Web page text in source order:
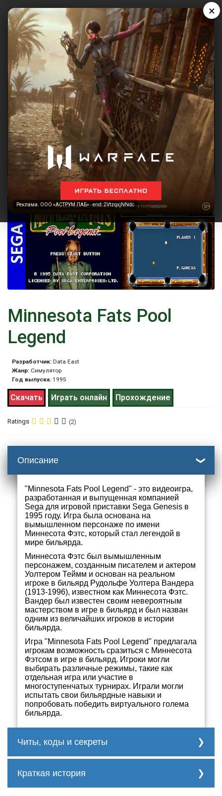
×
Реклама. ООО «АСТРУМ ЛАБ» · erid: 2VtzqxjNNdc
Реклама. ООО «АСТРУМ ЛАБ» · erid: 2VtzqxjNNdc
Minnesota Fats Pool
Legend
Разработчик: Data East
Жанр: Симулятор
Год выпуска: 1995
Скачать Играть онлайн Прохождение
Ratings (2)
Описание
"Minnesota Fats Pool Legend" - это видеоигра,
разработанная и выпущенная компанией
Sega для игровой приставки Sega Genesis в
1995 году. Игра была основана на
вымышленном персонаже по имени
Миннесота Фэтс, который стал легендой в
мире бильярда.
Миннесота Фэтс был вымышленным
персонажем, созданным писателем и актером
Уолтером Теймм и основан на реальном
игроке в бильярд Рудольфе Уолтера Вандера
(1913-1996), известном как Миннесота Фэтс.
Вандер был известен своим невероятным
мастерством в игре в бильярд и был назван
одним из величайших игроков в истории
бильярда.
Игра "Minnesota Fats Pool Legend" предлагала
игрокам возможность сразиться с Миннесота
Фэтсом в игре в бильярд. Игроки могли
выбирать различные режимы, такие как
отдельная игра или участие в
многоступенчатых турнирах. Играли могли
испытать свои бильярдные навыки и
попробовать победить виртуального голема
бильярда.
Читы, коды и секреты
Краткая история